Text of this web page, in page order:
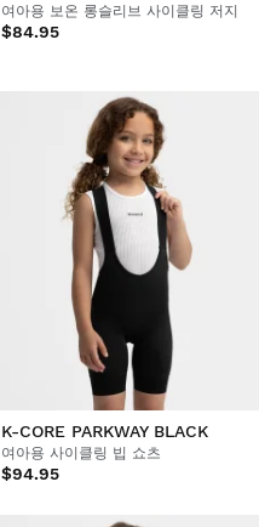
여아용 보온 롱슬리브 사이클링 저지
$84.95
K-CORE PARKWAY BLACK
여아용 사이클링 빕 쇼츠
$94.95